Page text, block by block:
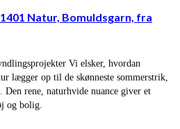
Natur, Bomuldsgarn, fra
Vi elsker, hvordan
lægger op til de skønneste sommerstrik,
rene, naturhvide nuance giver et
og bolig.